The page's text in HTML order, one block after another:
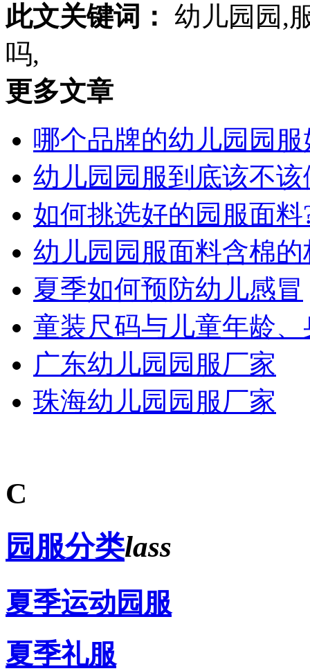
此文关键词： 幼儿园园,
吗,
更多文章
哪个品牌的幼儿园园
幼儿园园服到底该不
如何挑选好的园服面料
幼儿园园服面料含棉
夏季如何预防幼儿感冒
童装尺码与儿童年龄
广东幼儿园园服厂家
珠海幼儿园园服厂家
C
园服分类lass
夏季运动园服
夏季礼服